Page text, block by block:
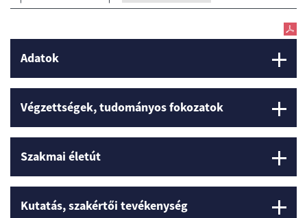
Adatok
Végzettségek, tudományos fokozatok
Szakmai életút
Kutatás, szakértői tevékenység